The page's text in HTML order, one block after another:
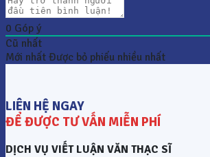
0 Góp ý
Cũ nhất
Mới nhất Được bỏ phiếu nhiều nhất
LIÊN HỆ NGAY
ĐỂ ĐƯỢC TƯ VẤN MIỄN PHÍ
DỊCH VỤ VIẾT LUẬN VĂN THẠC SĨ